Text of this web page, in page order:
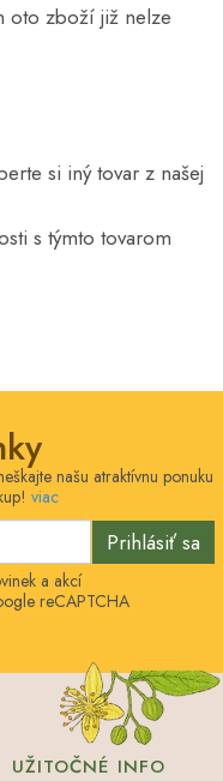
oto zboží již nelze
si iný tovar z našej
s týmto tovarom
našu atraktívnu ponuku
viac
Prihlásiť sa
a akcí
reCAPTCHA
UŽITOČNÉ INFO